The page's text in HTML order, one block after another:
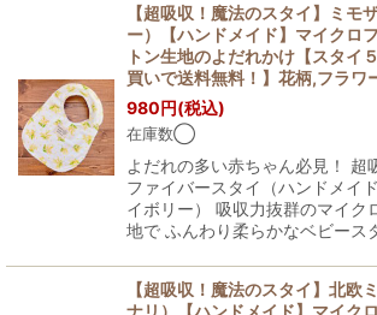
【超吸収！魔法のスタイ】ミモ
ー）【ハンドメイド】マイクロ
トン生地のよだれかけ【スタイ
買いで送料無料！】花柄,フラワ
980円(税込)
在庫数◯
よだれの多い赤ちゃん必見！
ファイバースタイ（ハンドメイ
イボリー） 吸収力抜群のマイク
地で ふんわり柔らかなベビース
【超吸収！魔法のスタイ】北欧
ナリ）【ハンドメイド】マイク